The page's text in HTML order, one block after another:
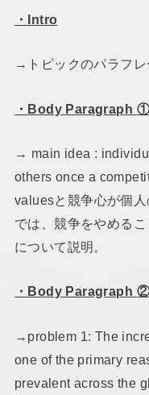
・ Intro
→トピックのパラフレ
・ Body Paragraph ①
→ main idea :
others once a
valuesと競争心が個
では、競争をやめる
について説明。
・ Body Paragraph ②
→problem 1: The
one of the primary
prevalent across the